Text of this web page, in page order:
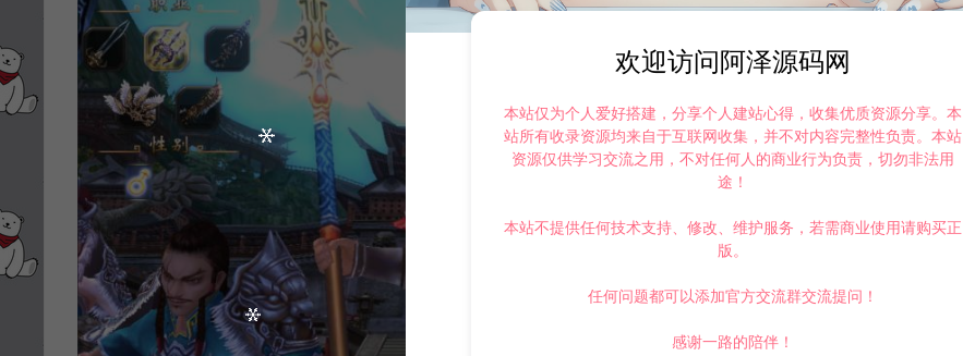
欢迎访问阿泽源码网
本站仅为个人爱好搭建，分享个人建站心得，收集优质资源分享。本
站所有收录资源均来自于互联网收集，并不对内容完整性负责。本站
资源仅供学习交流之用，不对任何人的商业行为负责，切勿非法用
途！
本站不提供任何技术支持、修改、维护服务，若需商业使用请购买正
版。
任何问题都可以添加官方交流群交流提问！
感谢一路的陪伴！